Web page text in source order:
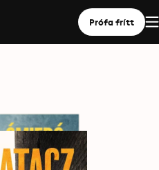
Prófa frítt